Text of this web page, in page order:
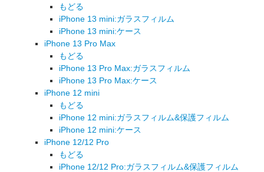
もどる
iPhone 13 mini:ガラスフィルム
iPhone 13 mini:ケース
iPhone 13 Pro Max
もどる
iPhone 13 Pro Max:ガラスフィルム
iPhone 13 Pro Max:ケース
iPhone 12 mini
もどる
iPhone 12 mini:ガラスフィルム&保護フィルム
iPhone 12 mini:ケース
iPhone 12/12 Pro
もどる
iPhone 12/12 Pro:ガラスフィルム&保護フィルム